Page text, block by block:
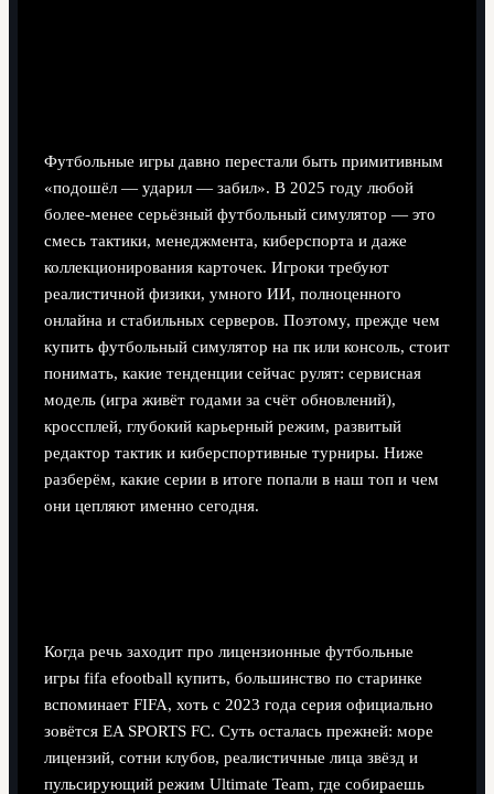
Футбольные игры давно перестали быть примитивным
«подошёл — ударил — забил». В 2025 году любой
более-менее серьёзный футбольный симулятор — это
смесь тактики, менеджмента, киберспорта и даже
коллекционирования карточек. Игроки требуют
реалистичной физики, умного ИИ, полноценного
онлайна и стабильных серверов. Поэтому, прежде чем
купить футбольный симулятор на пк или консоль, стоит
понимать, какие тенденции сейчас рулят: сервисная
модель (игра живёт годами за счёт обновлений),
кроссплей, глубокий карьерный режим, развитый
редактор тактик и киберспортивные турниры. Ниже
разберём, какие серии в итоге попали в наш топ и чем
они цепляют именно сегодня.
Когда речь заходит про лицензионные футбольные
игры fifa efootball купить, большинство по старинке
вспоминает FIFA, хоть с 2023 года серия официально
зовётся EA SPORTS FC. Суть осталась прежней: море
лицензий, сотни клубов, реалистичные лица звёзд и
пульсирующий режим Ultimate Team, где собираешь